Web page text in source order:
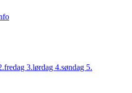
fredag 3.lørdag 4.søndag 5.